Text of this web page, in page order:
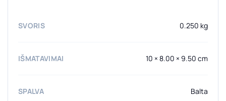
SVORIS 0.250 kg
IŠMATAVIMAI 10 × 8.00 × 9.50 cm
SPALVA Balta